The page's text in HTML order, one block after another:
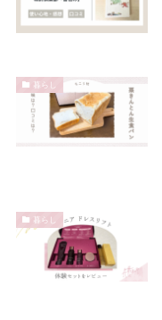
暮らし
暮らし